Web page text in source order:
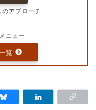
アプローチ
ニュー
覧